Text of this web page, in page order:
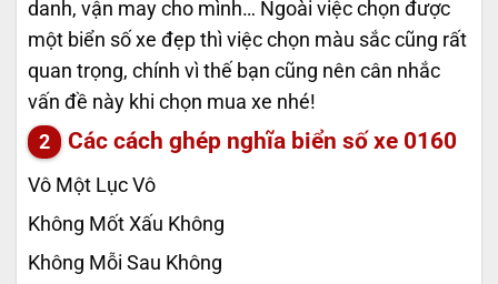
danh, vận may cho mình… Ngoài việc chọn được
một biển số xe đẹp thì việc chọn màu sắc cũng rất
quan trọng, chính vì thế bạn cũng nên cân nhắc
vấn đề này khi chọn mua xe nhé!
Các cách ghép nghĩa biển số xe 0160
Vô Một Lục Vô
Không Mốt Xấu Không
Không Mỗi Sau Không